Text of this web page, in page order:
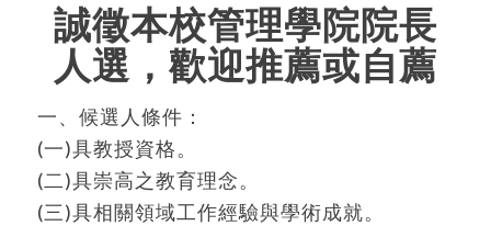
誠徵本校管理學院院長
人選，歡迎推薦或自薦
一、候選人條件：
(一)具教授資格。
(二)具崇高之教育理念。
(三)具相關領域工作經驗與學術成就。